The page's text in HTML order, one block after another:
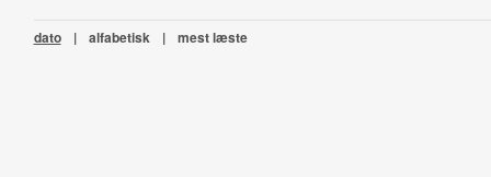
dato | alfabetisk | mest læste